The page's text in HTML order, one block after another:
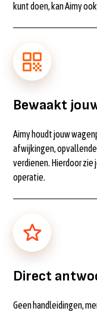
kunt doen, kan Aimy
Bewaakt
Aimy houdt jouw
afwijkingen,
verdienen. Hierdoor zie
operatie.
Direct
Geen handleidingen,